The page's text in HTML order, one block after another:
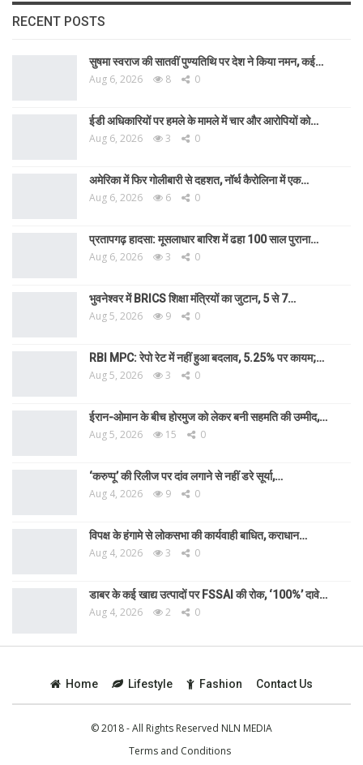
RECENT POSTS
सुषमा स्वराज की सातवीं पुण्यतिथि पर देश ने किया नमन, कई…
Aug 6, 2026 8 0
ईडी अधिकारियों पर हमले के मामले में चार और आरोपियों को…
Aug 6, 2026 3 0
अमेरिका में फिर गोलीबारी से दहशत, नॉर्थ कैरोलिना में एक…
Aug 6, 2026 6 0
प्रतापगढ़ हादसा: मूसलाधार बारिश में ढहा 100 साल पुराना…
Aug 6, 2026 3 0
भुवनेश्वर में BRICS शिक्षा मंत्रियों का जुटान, 5 से 7…
Aug 5, 2026 9 0
RBI MPC: रेपो रेट में नहीं हुआ बदलाव, 5.25% पर कायम;…
Aug 5, 2026 3 0
ईरान-ओमान के बीच होरमुज को लेकर बनी सहमति की उम्मीद,…
Aug 5, 2026 15 0
‘करुप्पू’ की रिलीज पर दांव लगाने से नहीं डरे सूर्या,…
Aug 4, 2026 9 0
विपक्ष के हंगामे से लोकसभा की कार्यवाही बाधित, कराधान…
Aug 4, 2026 3 0
डाबर के कई खाद्य उत्पादों पर FSSAI की रोक, ‘100%’ दावे…
Aug 4, 2026 2 0
Home Lifestyle Fashion Contact Us
© 2018 - All Rights Reserved NLN MEDIA
Terms and Conditions